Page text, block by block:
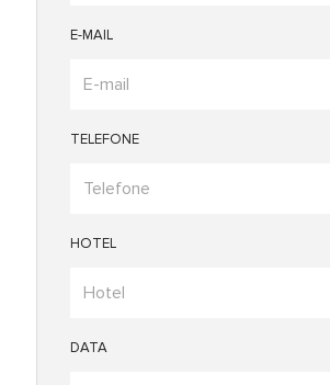
E-MAIL
TELEFONE
HOTEL
DATA